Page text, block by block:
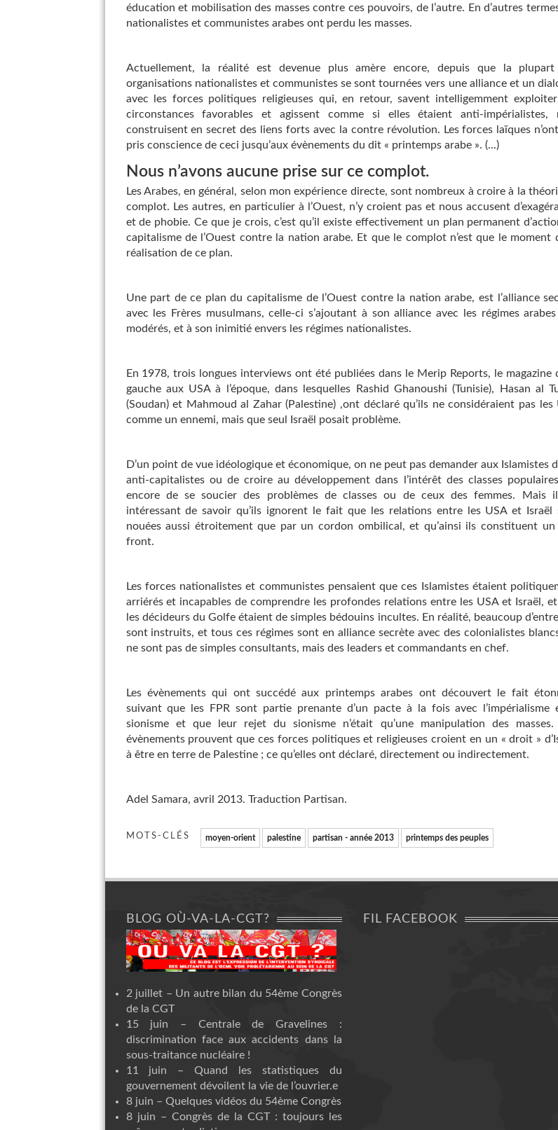
éducation et mobilisation des masses contre ces pouvoirs, de l’autre. En d’autres
nationalistes et communistes arabes ont perdu les masses.
Actuellement, la réalité est devenue plus amère encore, depuis que la plupart
organisations nationalistes et communistes se sont tournées vers une alliance et un
avec les forces politiques religieuses qui, en retour, savent intelligemment
circonstances favorables et agissent comme si elles étaient anti-impérialistes,
construisent en secret des liens forts avec la contre révolution. Les forces laïques
pris conscience de ceci jusqu’aux évènements du dit « printemps arabe ». (...)
Nous n’avons aucune prise sur ce complot.
Les Arabes, en général, selon mon expérience directe, sont nombreux à croire à la
complot. Les autres, en particulier à l’Ouest, n’y croient pas et nous accusent
et de phobie. Ce que je crois, c’est qu’il existe effectivement un plan permanent
capitalisme de l’Ouest contre la nation arabe. Et que le complot n’est que le moment
réalisation de ce plan.
Une part de ce plan du capitalisme de l’Ouest contre la nation arabe, est l’alliance
avec les Frères musulmans, celle-ci s’ajoutant à son alliance avec les régimes
modérés, et à son inimitié envers les régimes nationalistes.
En 1978, trois longues interviews ont été publiées dans le Merip Reports, le magazine
gauche aux USA à l’époque, dans lesquelles Rashid Ghanoushi (Tunisie), Hasan al
(Soudan) et Mahmoud al Zahar (Palestine) ,ont déclaré qu’ils ne considéraient pas les
comme un ennemi, mais que seul Israël posait problème.
D’un point de vue idéologique et économique, on ne peut pas demander aux Islamistes
anti-capitalistes ou de croire au développement dans l’intérêt des classes
encore de se soucier des problèmes de classes ou de ceux des femmes. Mais
intéressant de savoir qu’ils ignorent le fait que les relations entre les USA et Israël
nouées aussi étroitement que par un cordon ombilical, et qu’ainsi ils constituent un
front.
Les forces nationalistes et communistes pensaient que ces Islamistes étaient
arriérés et incapables de comprendre les profondes relations entre les USA et Israël,
les décideurs du Golfe étaient de simples bédouins incultes. En réalité, beaucoup
sont instruits, et tous ces régimes sont en alliance secrète avec des colonialistes
ne sont pas de simples consultants, mais des leaders et commandants en chef.
Les évènements qui ont succédé aux printemps arabes ont découvert le fait
suivant que les FPR sont partie prenante d’un pacte à la fois avec l’impérialisme
sionisme et que leur rejet du sionisme n’était qu’une manipulation des masses.
évènements prouvent que ces forces politiques et religieuses croient en un « droit »
à être en terre de Palestine ; ce qu’elles ont déclaré, directement ou indirectement.
Adel Samara, avril 2013. Traduction Partisan.
MOTS-CLÉS moyen-orient palestine partisan - année 2013 printemps des peuples
BLOG OÙ-VA-LA-CGT?
2 juillet – Un autre bilan du 54ème Congrès
de la CGT
15 juin – Centrale de Gravelines :
discrimination face aux accidents dans la
sous-traitance nucléaire !
11 juin – Quand les statistiques du
gouvernement dévoilent la vie de l’ouvrier.e
8 juin – Quelques vidéos du 54ème Congrès
8 juin – Congrès de la CGT : toujours les
FIL FACEBOOK